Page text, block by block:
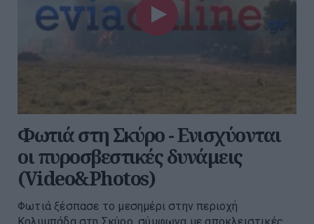
Φωτιά στη Σκύρο - Ενισχύονται
οι πυροσβεστικές δυνάμεις
(Video&Photos)
Φωτιά ξέσπασε το μεσημέρι στην περιοχή